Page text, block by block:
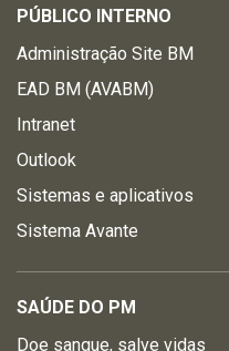
PÚBLICO INTERNO
Administração Site BM
EAD BM (AVABM)
Intranet
Outlook
Sistemas e aplicativos
Sistema Avante
SAÚDE DO PM
Doe sangue, salve vidas